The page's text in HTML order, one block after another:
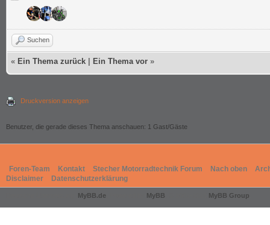
Suchen
« Ein Thema zurück Ein Thema vor »
Druckversion anzeigen
Benutzer, die gerade dieses Thema anschauen: 1 Gast/Gäste
Foren-Team Kontakt Stecher Motorradtechnik Forum Nach oben
Disclaimer
Datenschutzerklärung
MyBB.de MyBB MyBB Group